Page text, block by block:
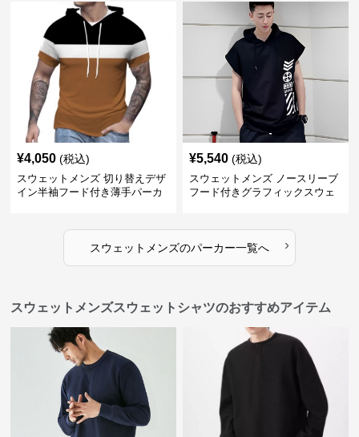
¥4,050 (税込)
スウェットメンズ 切り替えデザ
イン半袖フード付き薄手パーカ
¥5,540 (税込)
スウェットメンズ ノースリーブ
フード付きグラフィックスウェ
スウェットメンズのパーカー一覧へ ›
スウェットメンズスウェットシャツのおすすめアイテム